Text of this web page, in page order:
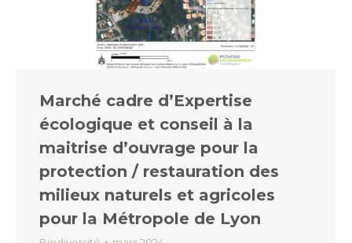
Marché cadre d’Expertise
écologique et conseil à la
maitrise d’ouvrage pour la
protection / restauration des
milieux naturels et agricoles
pour la Métropole de Lyon